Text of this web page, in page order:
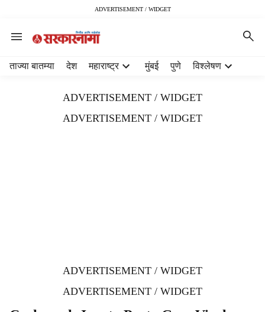
ADVERTISEMENT / WIDGET
ताज्या बातम्या देश महाराष्ट्र मुंबई पुणे विश्लेषण
ADVERTISEMENT / WIDGET
ADVERTISEMENT / WIDGET
ADVERTISEMENT / WIDGET
ADVERTISEMENT / WIDGET